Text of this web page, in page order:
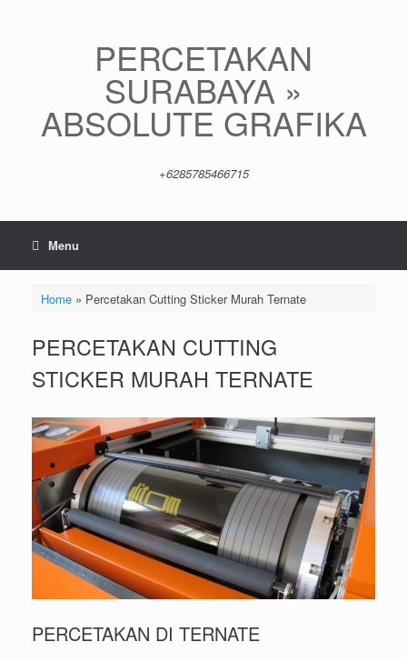
PERCETAKAN
SURABAYA »
ABSOLUTE GRAFIKA
+6285785466715
Menu
Home» Percetakan Cutting Sticker Murah Ternate
PERCETAKAN CUTTING
STICKER MURAH TERNATE
PERCETAKAN DI TERNATE